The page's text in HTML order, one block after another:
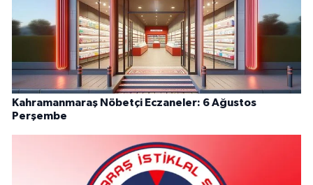
Kahramanmaraş Nöbetçi Eczaneler: 6 Ağustos
Perşembe